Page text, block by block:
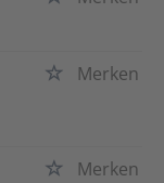
Merken
Merken